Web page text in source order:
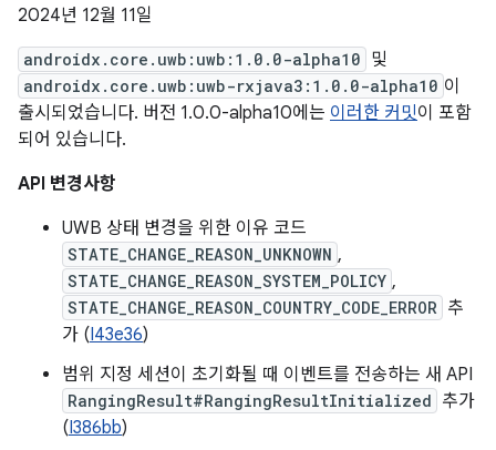
2024년 12월 11일
androidx.core.uwb:uwb:1.0.0-alpha10 및
androidx.core.uwb:uwb-rxjava3:1.0.0-alpha10 이
출시되었습니다. 버전 1.0.0-alpha10에는 이러한 커밋이 포함
되어 있습니다.
API 변경사항
UWB 상태 변경을 위한 이유 코드
STATE_CHANGE_REASON_UNKNOWN ,
STATE_CHANGE_REASON_SYSTEM_POLICY ,
STATE_CHANGE_REASON_COUNTRY_CODE_ERROR 추
가 (I43e36)
범위 지정 세션이 초기화될 때 이벤트를 전송하는 새 API
RangingResult#RangingResultInitialized 추가
(I386bb)